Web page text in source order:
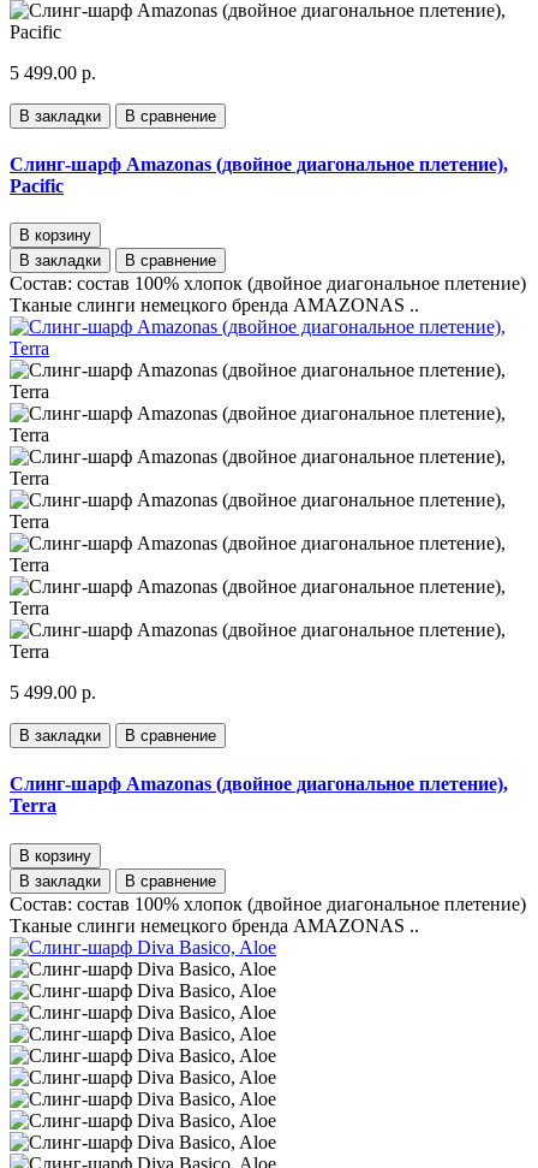
5 499.00 р.
В закладки В сравнение
Слинг-шарф Amazonas (двойное диагональное плетение),
Pacific
В корзину
В закладки
В сравнение
Состав: состав 100% хлопок (двойное диагональное плетение)
Тканые слинги немецкого бренда AMAZONAS ..
5 499.00 р.
В закладки В сравнение
Слинг-шарф Amazonas (двойное диагональное плетение),
Terra
В корзину
В закладки
В сравнение
Состав: состав 100% хлопок (двойное диагональное плетение)
Тканые слинги немецкого бренда AMAZONAS ..